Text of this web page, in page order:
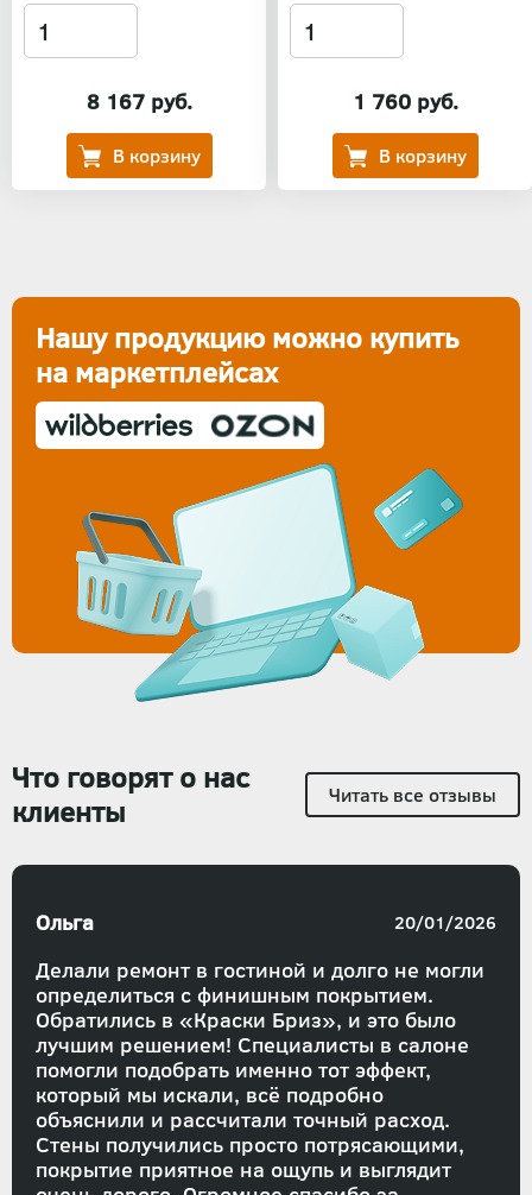
8 167 руб. 1 760 руб.
Нашу продукцию можно купить
на маркетплейсах
Что говорят о нас
клиенты
Читать все отзывы
Делали ремонт в гостиной и долго не могли
определиться с финишным покрытием.
Обратились в «Краски Бриз», и это было
лучшим решением! Специалисты в салоне
помогли подобрать именно тот эффект,
который мы искали, всё подробно
объяснили и рассчитали точный расход.
Стены получились просто потрясающими,
покрытие приятное на ощупь и выглядит
Ольга 20/01/2026